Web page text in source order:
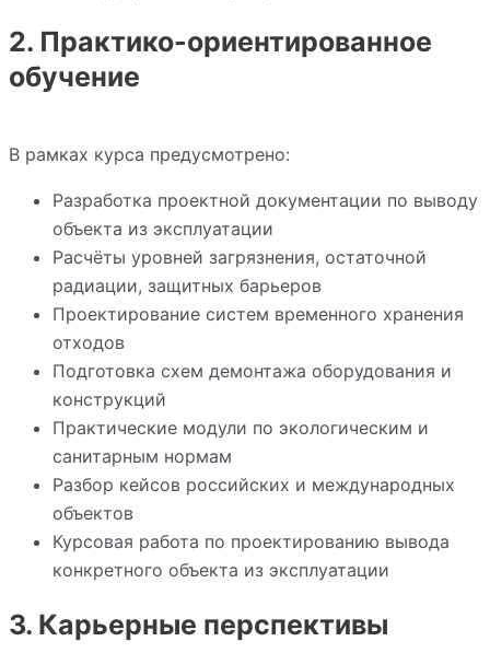
2. Практико-ориентированное
обучение
В рамках курса предусмотрено:
Разработка проектной документации по выводу
объекта из эксплуатации
Расчёты уровней загрязнения, остаточной
радиации, защитных барьеров
Проектирование систем временного хранения
отходов
Подготовка схем демонтажа оборудования и
конструкций
Практические модули по экологическим и
санитарным нормам
Разбор кейсов российских и международных
объектов
Курсовая работа по проектированию вывода
конкретного объекта из эксплуатации
3. Карьерные перспективы